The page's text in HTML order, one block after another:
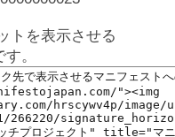
トを表示させる
。